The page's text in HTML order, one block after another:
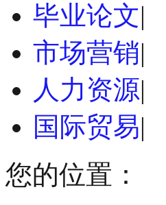
毕业论文|
市场营销|
人力资源|
国际贸易|
您的位置：